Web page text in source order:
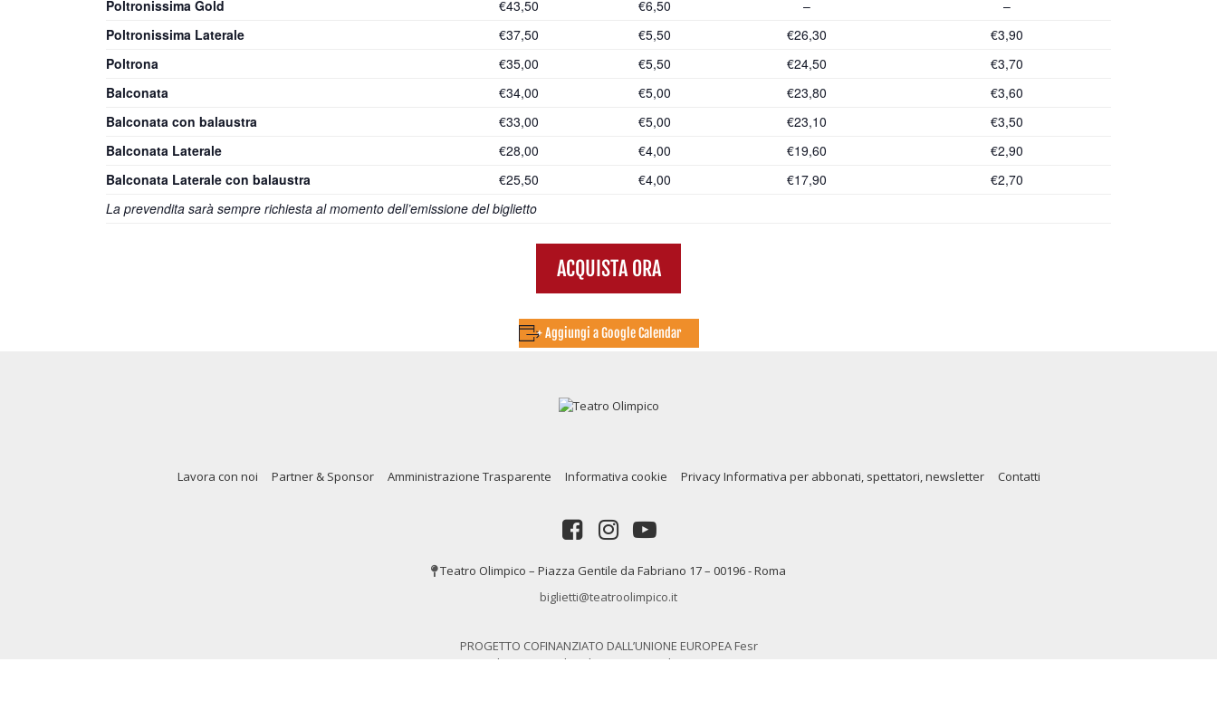
La prevendita sarà sempre richiesta al momento dell’emissione del biglietto
Poltronissima Gold €43,50 €6,50 –
–
Poltronissima Laterale
€37,50 €5,50 €26,30
€3,90
Poltrona
€35,00 €5,50 €24,50
€3,70
Balconata
€34,00 €5,00 €23,80
€3,60
Balconata con balaustra
€33,00 €5,00 €23,10
€3,50
Balconata Laterale
€28,00 €4,00 €19,60
€2,90
Balconata Laterale con balaustra
€25,50 €4,00 €17,90 €2,70
ACQUISTA ORA
+ Aggiungi a Google Calendar
Lavora con noi Partner & Sponsor Amministrazione Trasparente Informativa cookie Privacy Informativa per abbonati, spettatori, newsletter Contatti
Teatro Olimpico – Piazza Gentile da Fabriano 17 – 00196 - Roma
biglietti@teatroolimpico.it
PROGETTO COFINANZIATO DALL’UNIONE EUROPEA Fesr
Fondo Europeo di Sviluppo Regionale Programma